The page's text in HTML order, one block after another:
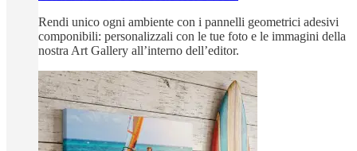
Rendi unico ogni ambiente con i pannelli geometrici adesivi
componibili: personalizzali con le tue foto e le immagini della
nostra Art Gallery all’interno dell’editor.